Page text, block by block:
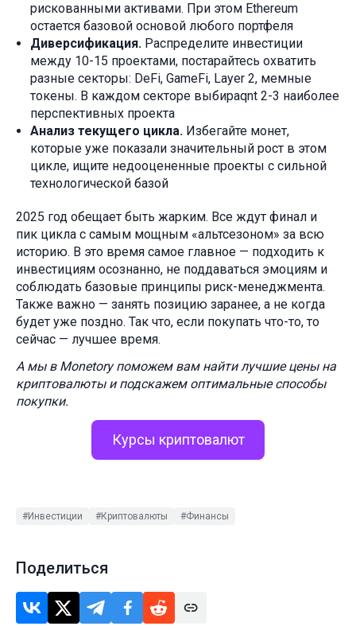
рискованными активами. При этом Ethereum
остается базовой основой любого портфеля
Диверсификация. Распределите инвестиции
между 10-15 проектами, постарайтесь охватить
разные секторы: DeFi, GameFi, Layer 2, мемные
токены. В каждом секторе выбираqnt 2-3 наиболее
перспективных проекта
Анализ текущего цикла. Избегайте монет,
которые уже показали значительный рост в этом
цикле, ищите недооцененные проекты с сильной
технологической базой
2025 год обещает быть жарким. Все ждут финал и
пик цикла с самым мощным «альтсезоном» за всю
историю. В это время самое главное — подходить к
инвестициям осознанно, не поддаваться эмоциям и
соблюдать базовые принципы риск-менеджмента.
Также важно — занять позицию заранее, а не когда
будет уже поздно. Так что, если покупать что-то, то
сейчас — лучшее время.
А мы в Monetory поможем вам найти лучшие цены на
криптовалюты и подскажем оптимальные способы
покупки.
Курсы криптовалют
#Инвестиции #Криптовалюты #Финансы
Поделиться